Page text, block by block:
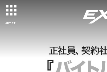
ARTIST